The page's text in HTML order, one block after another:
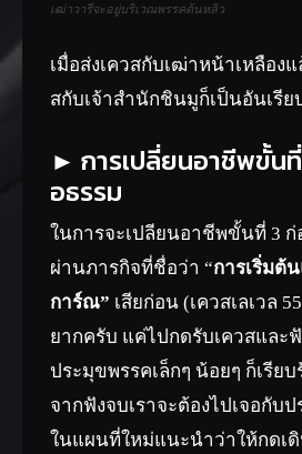
เฒ่าวารีจะอยู่บริเวณพรรคต้นหลิว
เมื่อส่งเควสกับเฒ่าหน้าเหลือง
สกับเจ้าสำนักชินมูก็เป็นอันเรีย
► การเปลี่ยนอาชีพขั้น
อธรรม
ในการจะเปลียนอาชีพขั้นที่ 3 ก่
ผ่านภารกิจที่ชื่อว่า “การเริ่มต้
การ์ณ” เสียก่อน (เควสเลเวล
ยากครับ แค่ไปกดรับเควสและฟั
ประมุขพรรคเล็กๆ น้อยๆ ก็เรีย
จากฟังจบเราจะต้องไปเจอกับ
ในแผนที่ใหม่แนะนำว่าให้กดเ